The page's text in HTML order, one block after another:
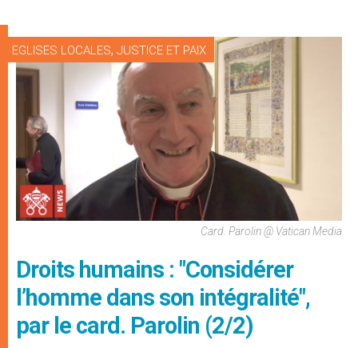
EGLISES LOCALES, JUSTICE ET PAIX
Card. Parolin @ Vatican Media
Droits humains : "Considérer
l’homme dans son intégralité",
par le card. Parolin (2/2)